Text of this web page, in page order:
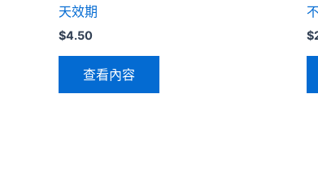
天效期
$4.50
查看內容
$